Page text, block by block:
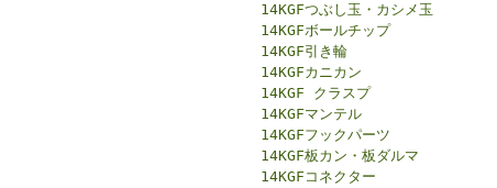
14KGFつぶし玉・カシメ玉
14KGFボールチップ
14KGF引き輪
14KGFカニカン
14KGF クラスプ
14KGFマンテル
14KGFフックパーツ
14KGF板カン・板ダルマ
14KGFコネクター